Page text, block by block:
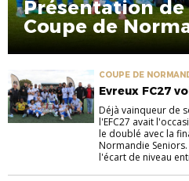
Présentation
Coupe de
COUPE DE
FC27 US GRAMMONT
Evreux FC27
Déjà vainqueur de
l'EFC27 avait
le doublé avec la
Normandie
l'écart de niveau